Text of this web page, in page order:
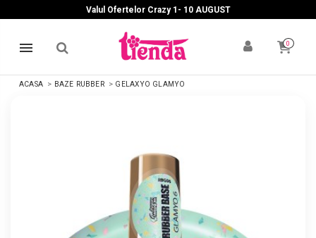
Valul Ofertelor Crazy 1- 10 AUGUST
0
ACASA BAZE RUBBER GELAXYO GLAMYO